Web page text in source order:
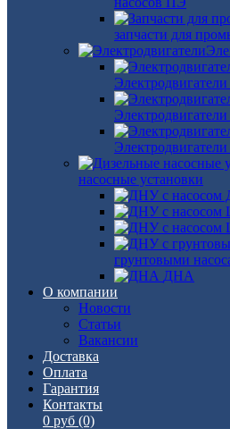
запчасти для
насосные установки
грунтовыми
ДНА
О компании
Новости
Статьи
Вакансии
Доставка
Оплата
Гарантия
Контакты
0 руб (0)